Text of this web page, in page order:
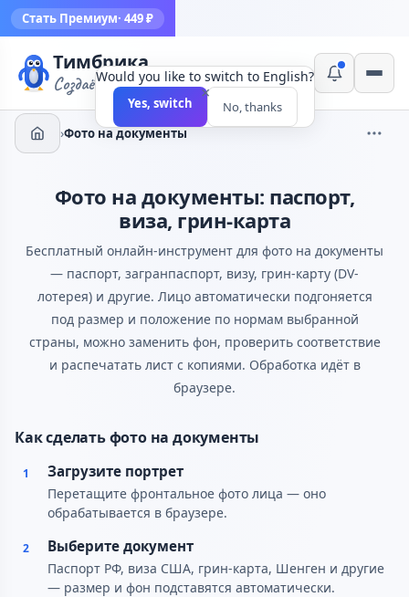
Стать Премиум· 449 ₽
Тимбрика
Создаём инструменты
›Фото на документы
Фото на документы: паспорт,
виза, грин-карта
Бесплатный онлайн-инструмент для фото на документы
— паспорт, загранпаспорт, визу, грин-карту (DV-
лотерея) и другие. Лицо автоматически подгоняется
под размер и положение по нормам выбранной
страны, можно заменить фон, проверить соответствие
и распечатать лист с копиями. Обработка идёт в
браузере.
Как сделать фото на документы
1 Загрузите портрет
Перетащите фронтальное фото лица — оно
обрабатывается в браузере.
2 Выберите документ
Паспорт РФ, виза США, грин-карта, Шенген и другие
— размер и фон подставятся автоматически.
×
Would you like to switch to English?
Yes, switch No, thanks